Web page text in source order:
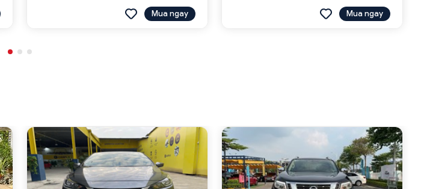
Mua ngay
Mua ngay